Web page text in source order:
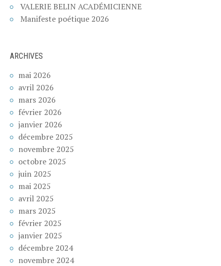
VALERIE BELIN ACADÉMICIENNE
Manifeste poétique 2026
ARCHIVES
mai 2026
avril 2026
mars 2026
février 2026
janvier 2026
décembre 2025
novembre 2025
octobre 2025
juin 2025
mai 2025
avril 2025
mars 2025
février 2025
janvier 2025
décembre 2024
novembre 2024